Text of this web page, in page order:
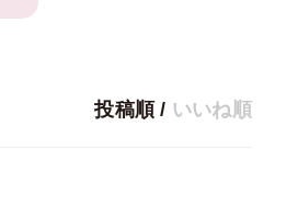
投稿順 / いいね順